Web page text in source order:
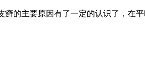
的主要原因有了一定的认识了，在